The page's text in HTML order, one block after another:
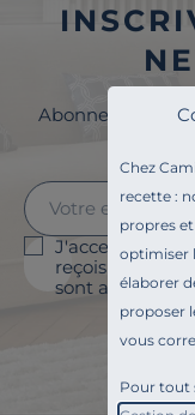
Chez
recette :
propres
optimiser
élaborer
proposer
vous
Pour tout
Abonnez-vous à
J'accepte le
reçois afin de
sont adressés